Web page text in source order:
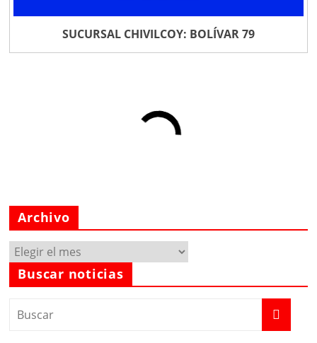
SUCURSAL CHIVILCOY: BOLÍVAR 79
Archivo
Archivo
Buscar noticias